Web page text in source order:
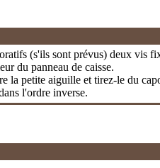
(s'ils sont prévus) deux vis
du panneau de caisse.
la petite aiguille et tirez-le du
l'ordre inverse.